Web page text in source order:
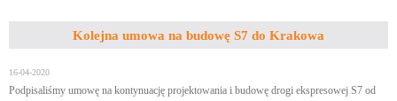
Kolejna umowa na budowę S7 do Krakowa
16-04-2020
Podpisaliśmy umowę na kontynuację projektowania i budowę drogi ekspresowej S7 od